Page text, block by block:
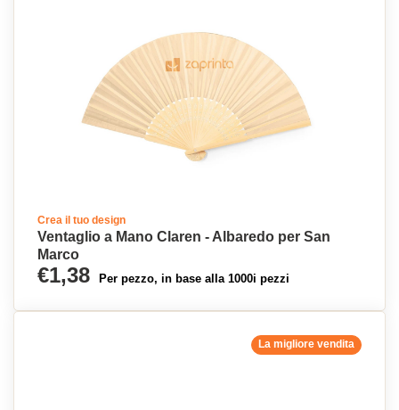
Crea il tuo design
Ventaglio a Mano Claren - Albaredo per San
Marco
€1,38 Per pezzo, in base alla 1000i pezzi
La migliore vendita